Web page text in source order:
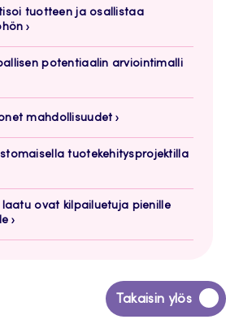
tuotteen ja osallistaa
potentiaalin arviointimalli
mahdollisuudet
tuotekehitysprojektilla
laatu ovat kilpailuetuja pienille
Takaisin ylös
Siirry
takaisin